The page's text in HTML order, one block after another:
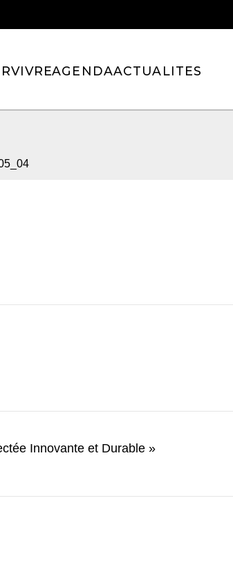
VIVREAGENDAACTUALITES
Innovante et Durable »